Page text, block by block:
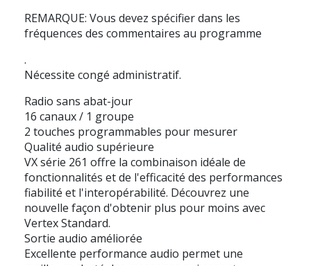
REMARQUE: Vous devez spécifier dans les
fréquences des commentaires au programme
.
Nécessite congé administratif.
Radio sans abat-jour
16 canaux / 1 groupe
2 touches programmables pour mesurer
Qualité audio supérieure
VX série 261 offre la combinaison idéale de
fonctionnalités et de l'efficacité des performances
fiabilité et l'interopérabilité. Découvrez une
nouvelle façon d'obtenir plus pour moins avec
Vertex Standard.
Sortie audio améliorée
Excellente performance audio permet une